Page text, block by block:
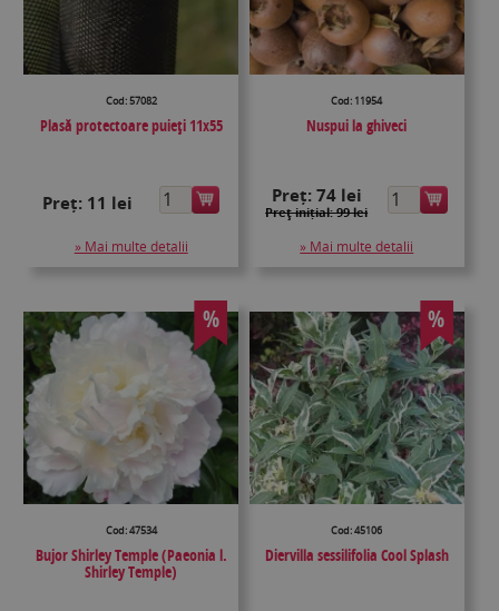
Cod: 57082
Plasă protectoare puieţi 11x55
Preț: 11 lei
» Mai multe detalii
Cod: 11954
Nuspui la ghiveci
Preț: 74 lei
Preţ inițial: 99 lei
» Mai multe detalii
%
Cod: 47534
Bujor Shirley Temple (Paeonia l.
Shirley Temple)
%
Cod: 45106
Diervilla sessilifolia Cool Splash